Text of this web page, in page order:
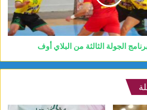
الجولة الثالثة من البلاي أوف